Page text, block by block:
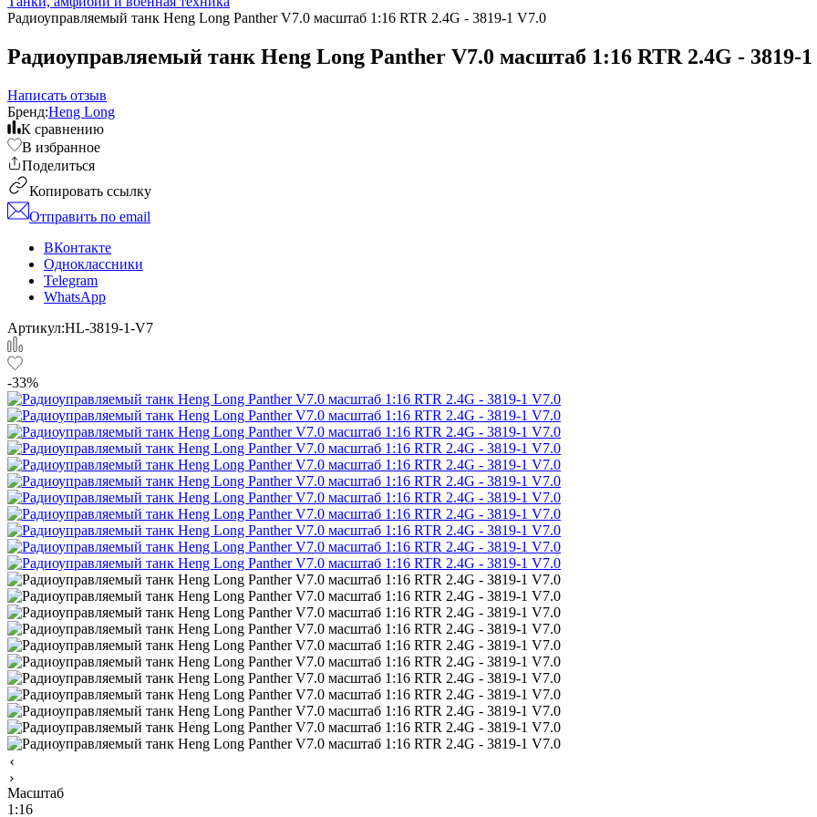
Радиоуправляемый танк Heng Long Panther V7.0 масштаб 1:16 RTR 2.4G - 3819-1 V7.0
Радиоуправляемый танк Heng Long Panther V7.0 масштаб 1:16 RTR 2.4G - 3819-1
Написать отзыв
Бренд:Heng Long
К сравнению
В избранное
Поделиться
Копировать ссылку
Отправить по email
ВКонтакте
Одноклассники
Telegram
WhatsApp
Артикул:HL-3819-1-V7
-33%
Масштаб
1:16